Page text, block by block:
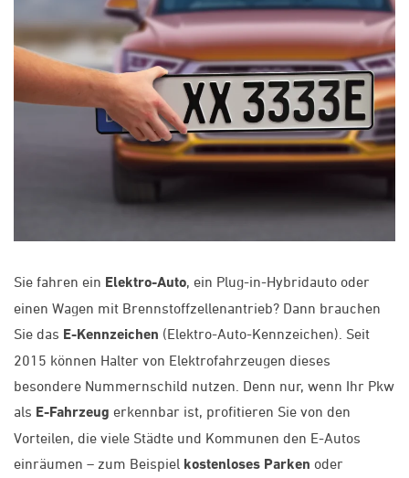
Sie fahren ein Elektro-Auto, ein Plug-in-Hybridauto oder
einen Wagen mit Brennstoffzellenantrieb? Dann brauchen
Sie das E-Kennzeichen (Elektro-Auto-Kennzeichen). Seit
2015 können Halter von Elektrofahrzeugen dieses
besondere Nummernschild nutzen. Denn nur, wenn Ihr Pkw
als E-Fahrzeug erkennbar ist, profitieren Sie von den
Vorteilen, die viele Städte und Kommunen den E-Autos
einräumen – zum Beispiel kostenloses Parken oder